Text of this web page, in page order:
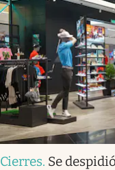
Cierres. Se